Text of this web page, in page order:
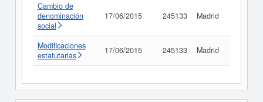
Cambio de
denominación
social
17/06/2015 245133 Madrid
Modificaciones
estatutarias
17/06/2015 245133 Madrid